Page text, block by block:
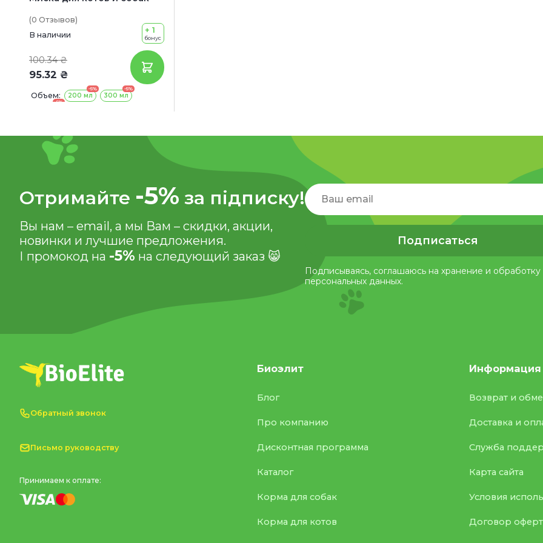
(0 Отзывов)
В наличии
100.34 ₴
95.32 ₴
+ 1
бонус
Объем:
-5%
200 мл
-5%
300 мл
-5%
Отримайте -5% за підписку!
Вы нам – email, а мы Вам – скидки, акции,
новинки и лучшие предложения.
І промокод на -5% на следующий заказ 😸
Подписаться
Подписываясь, соглашаюсь на хранение и обработку
персональных данных.
Обратный звонок
Письмо руководству
Принимаем к оплате:
Биоэлит
Блог
Про компанию
Дисконтная программа
Каталог
Корма для собак
Корма для котов
Информация
Возврат и
Доставка и
Служба
Карта сайта
Условия
Договор